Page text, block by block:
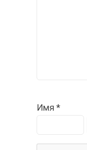
Имя *